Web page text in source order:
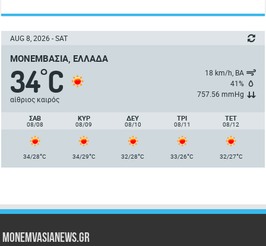
AUG 8, 2026 - SAT
ΜΟΝΕΜΒΑΣΙΆ, ΕΛΛΆΔΑ
34°C
αίθριος καιρός
18 km/h, ΒΑ
41%
757.56 mmHg
ΣΑΒ
08/08
ΚΥΡ
08/09
ΔΕΥ
08/10
ΤΡΙ
08/11
ΤΕΤ
08/12
34/28°C 34/29°C 32/28°C 33/26°C 32/27°C
Monemvasianews.gr